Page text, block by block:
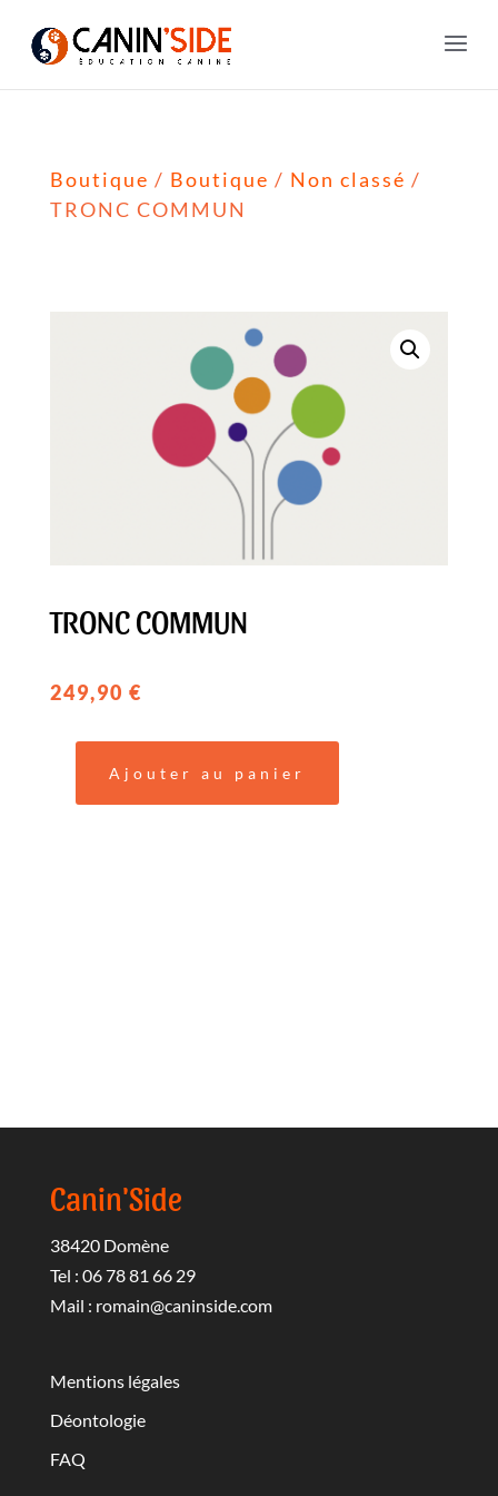
Boutique / Boutique / Non classé /
TRONC COMMUN
TRONC COMMUN
249,90 €
Ajouter au panier
Canin'Side
38420 Domène
Tel : 06 78 81 66 29
Mail : romain@caninside.com
Mentions légales
Déontologie
FAQ